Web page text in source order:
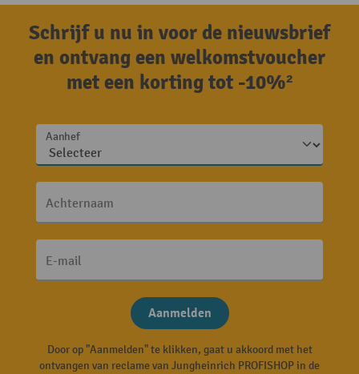
Schrijf u nu in voor de nieuwsbrief
en ontvang een welkomstvoucher
met een korting tot -10%²
Aanhef
Achternaam
E-mail
Aanmelden
Door op "Aanmelden" te klikken, gaat u akkoord met het
ontvangen van reclame van Jungheinrich PROFISHOP in de